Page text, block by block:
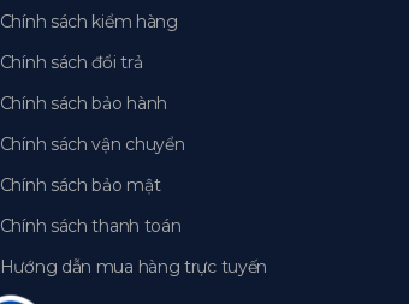
Chính sách kiểm hàng
Chính sách đổi trả
Chính sách bảo hành
Chính sách vận chuyển
Chính sách bảo mật
Chính sách thanh toán
Hướng dẫn mua hàng trực tuyến